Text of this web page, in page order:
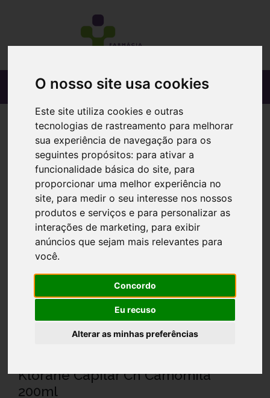
O nosso site usa cookies
Este site utiliza cookies e outras
tecnologias de rastreamento para melhorar
sua experiência de navegação para os
seguintes propósitos: para ativar a
funcionalidade básica do site, para
proporcionar uma melhor experiência no
site, para medir o seu interesse nos nossos
produtos e serviços e para personalizar as
interações de marketing, para exibir
anúncios que sejam mais relevantes para
você.
Concordo
Eu recuso
Alterar as minhas preferências
Klorane Capilar Ch Camomila
200ml